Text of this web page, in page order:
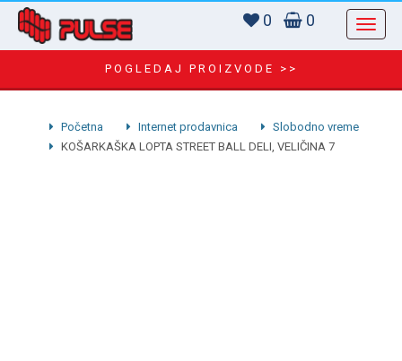
0 0
POGLEDAJ PROIZVODE >>
Početna Internet prodavnica
Slobodno vreme
KOŠARKAŠKA LOPTA STREET BALL DELI, VELIČINA 7